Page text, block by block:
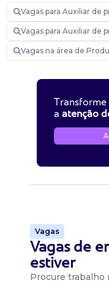
Vagas para Auxiliar de
Vagas para Auxiliar de
Vagas na área de
Transforme
a atenção
Vagas
Vagas de
estiver
Procure trabalho